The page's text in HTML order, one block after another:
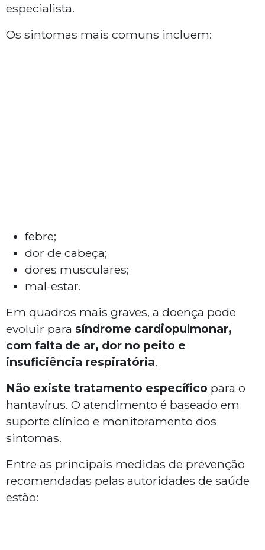
especialista.
Os sintomas mais comuns incluem:
febre;
dor de cabeça;
dores musculares;
mal-estar.
Em quadros mais graves, a doença pode
evoluir para síndrome cardiopulmonar,
com falta de ar, dor no peito e
insuficiência respiratória.
Não existe tratamento específico para o
hantavírus. O atendimento é baseado em
suporte clínico e monitoramento dos
sintomas.
Entre as principais medidas de prevenção
recomendadas pelas autoridades de saúde
estão: